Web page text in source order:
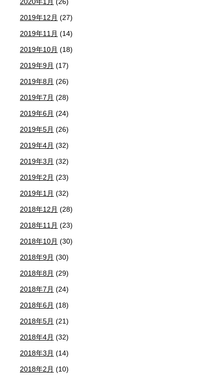
2019年12月 (27)
2019年11月 (14)
2019年10月 (18)
2019年9月 (17)
2019年8月 (26)
2019年7月 (28)
2019年6月 (24)
2019年5月 (26)
2019年4月 (32)
2019年3月 (32)
2019年2月 (23)
2019年1月 (32)
2018年12月 (28)
2018年11月 (23)
2018年10月 (30)
2018年9月 (30)
2018年8月 (29)
2018年7月 (24)
2018年6月 (18)
2018年5月 (21)
2018年4月 (32)
2018年3月 (14)
2018年2月 (10)